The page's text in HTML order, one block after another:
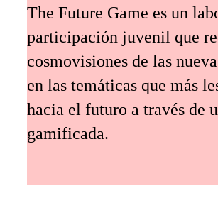
The Future Game es un
participación juvenil que
cosmovisiones de las
en las temáticas que más
hacia el futuro a través de
gamificada.